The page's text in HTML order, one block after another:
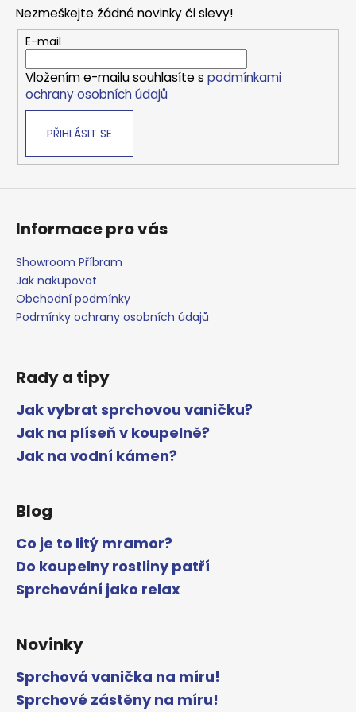
a
c
í
p
r
ý
p
Nezmeškejte žádné novinky či slevy!
E-mail
Vložením e-mailu souhlasíte s podmínkami
ochrany osobních údajů
PŘIHLÁSIT SE
Informace pro vás
Showroom Příbram
Jak nakupovat
Obchodní podmínky
Podmínky ochrany osobních údajů
Rady a tipy
Jak vybrat sprchovou vaničku?
Jak na plíseň v koupelně?
Jak na vodní kámen?
Blog
Co je to litý mramor?
Do koupelny rostliny patří
Sprchování jako relax
Novinky
Sprchová vanička na míru!
Sprchové zástěny na míru!